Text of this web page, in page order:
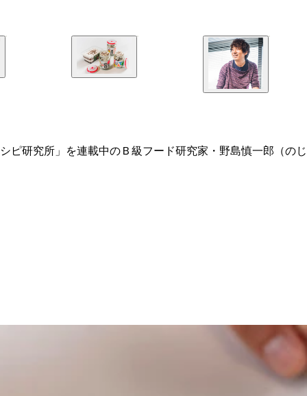
研究所」を連載中のＢ級フード研究家・野島慎一郎（のじ